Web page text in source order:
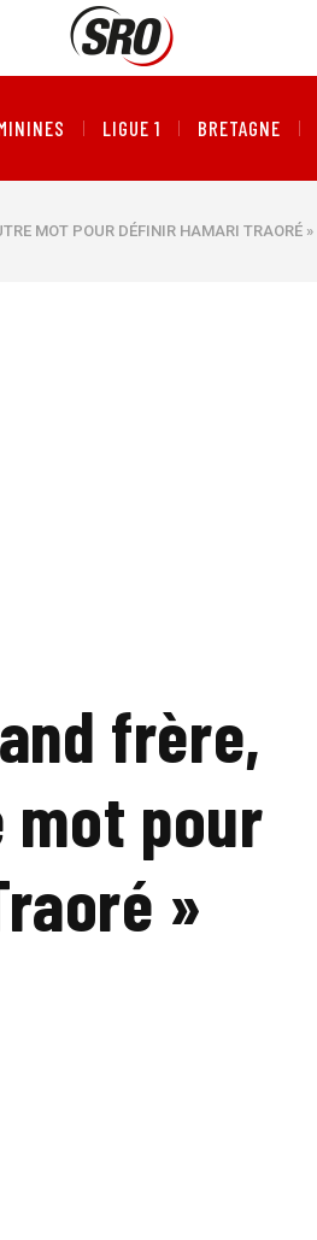
LIGUE 1 BRETAGNE
MOT POUR DÉFINIR HAMARI TRAORÉ »
frère,
mot pour
»